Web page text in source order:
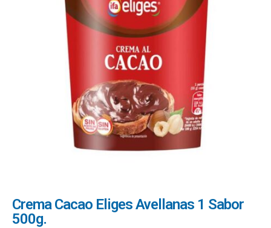
Crema Cacao Eliges Avellanas 1 Sabor
500g.